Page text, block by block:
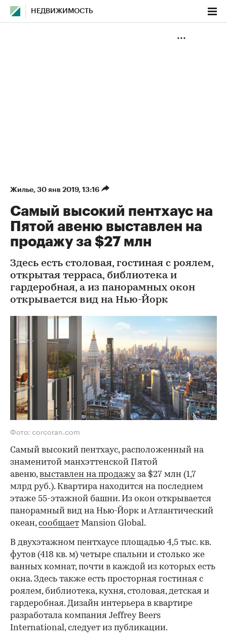
НЕДВИЖИМОСТЬ
Жилье⁠, 30 янв 2019, 13:16
Самый высокий пентхаус на
Пятой авеню выставлен на
продажу за $27 млн
Здесь есть столовая, гостиная с роялем,
открытая терраса, библиотека и
гардеробная, а из панорамных окон
открывается вид на Нью-Йорк
Фото: corcoran.com
Самый высокий пентхаус, расположенный на
знаменитой манхэттенской Пятой
авеню,выставлен на продажуза $27 млн (1,7
млрд руб.). Квартира находится на последнем
этаже 55-этажной башни. Из окон открывается
панорамный вид на Нью-Йорк и Атлантический
океан,сообщает Mansion Global.
В двухэтажном пентхаусе площадью 4,5 тыс. кв.
футов (418 кв. м) четыре спальни и столько же
ванных комнат, почти в каждой из которых есть
окна. Здесь также есть просторная гостиная с
роялем, библиотека, кухня, столовая, детская и
гардеробная. Дизайн интерьера в квартире
разработала компания Jeffrey Beers
International, следует из публикации.